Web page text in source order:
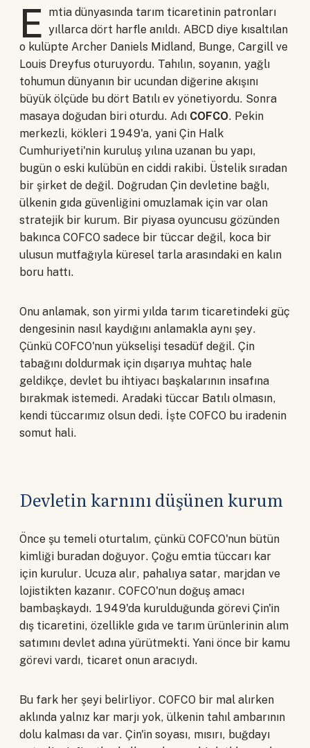
E mtia dünyasında tarım ticaretinin patronları
yıllarca dört harfle anıldı. ABCD diye kısaltılan
o kulüpte Archer Daniels Midland, Bunge, Cargill ve
Louis Dreyfus oturuyordu. Tahılın, soyanın, yağlı
tohumun dünyanın bir ucundan diğerine akışını
büyük ölçüde bu dört Batılı ev yönetiyordu. Sonra
masaya doğudan biri oturdu. Adı COFCO. Pekin
merkezli, kökleri 1949'a, yani Çin Halk
Cumhuriyeti'nin kuruluş yılına uzanan bu yapı,
bugün o eski kulübün en ciddi rakibi. Üstelik sıradan
bir şirket de değil. Doğrudan Çin devletine bağlı,
ülkenin gıda güvenliğini omuzlamak için var olan
stratejik bir kurum. Bir piyasa oyuncusu gözünden
bakınca COFCO sadece bir tüccar değil, koca bir
ulusun mutfağıyla küresel tarla arasındaki en kalın
boru hattı.
Onu anlamak, son yirmi yılda tarım ticaretindeki güç
dengesinin nasıl kaydığını anlamakla aynı şey.
Çünkü COFCO'nun yükselişi tesadüf değil. Çin
tabağını doldurmak için dışarıya muhtaç hale
geldikçe, devlet bu ihtiyacı başkalarının insafına
bırakmak istemedi. Aradaki tüccar Batılı olmasın,
kendi tüccarımız olsun dedi. İşte COFCO bu iradenin
somut hali.
Devletin karnını düşünen kurum
Önce şu temeli oturtalım, çünkü COFCO'nun bütün
kimliği buradan doğuyor. Çoğu emtia tüccarı kar
için kurulur. Ucuza alır, pahalıya satar, marjdan ve
lojistikten kazanır. COFCO'nun doğuş amacı
bambaşkaydı. 1949'da kurulduğunda görevi Çin'in
dış ticaretini, özellikle gıda ve tarım ürünlerinin alım
satımını devlet adına yürütmekti. Yani önce bir kamu
görevi vardı, ticaret onun aracıydı.
Bu fark her şeyi belirliyor. COFCO bir mal alırken
aklında yalnız kar marjı yok, ülkenin tahıl ambarının
dolu kalması da var. Çin'in soyası, mısırı, buğdayı